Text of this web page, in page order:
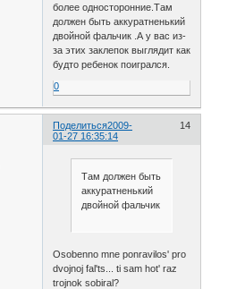
более односторонние.Там
должен быть аккуратненький
двойной фальчик .А у вас из-
за этих заклепок выглядит как
будто ребенок поигрался.
0
Поделиться 14
2009-
01-27 16:35:14
Там должен быть
аккуратненький
двойной фальчик
Osobenno mne ponravilos' pro
dvojnoj fal'ts... ti sam hot' raz
trojnok sobiral?